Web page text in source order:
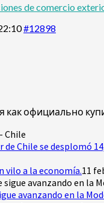
de comercio
#12898
как официально
de Chile se desplomó
vilo a la economía.11
avanzando en la